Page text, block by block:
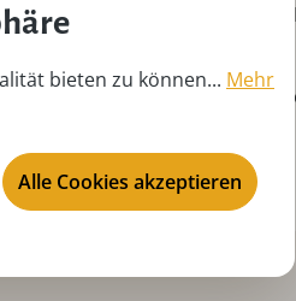
Seiffener Volkskunst eG
Handarbeit aus dem
bieten zu können... Mehr
Alle Cookies akzeptieren